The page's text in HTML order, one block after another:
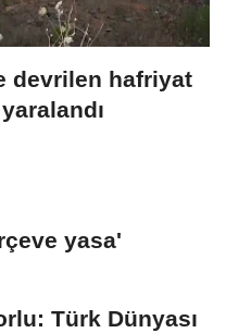
devrilen hafriyat
yasa'
Türk Dünyası